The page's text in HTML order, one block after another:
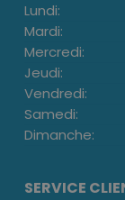
Lundi:
Mardi:
Mercredi:
Jeudi:
Vendredi:
Samedi:
Dimanche:
SERVICE